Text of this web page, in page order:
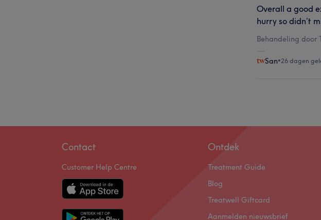
Overall a good
hurry so didn’t
Behandeling door
San•26 dagen
Contact
Customer Help Centre
Ontdek
Treatment Guide
Blog
Treatwell Giftcard
Aanmelden nieuwsbrief